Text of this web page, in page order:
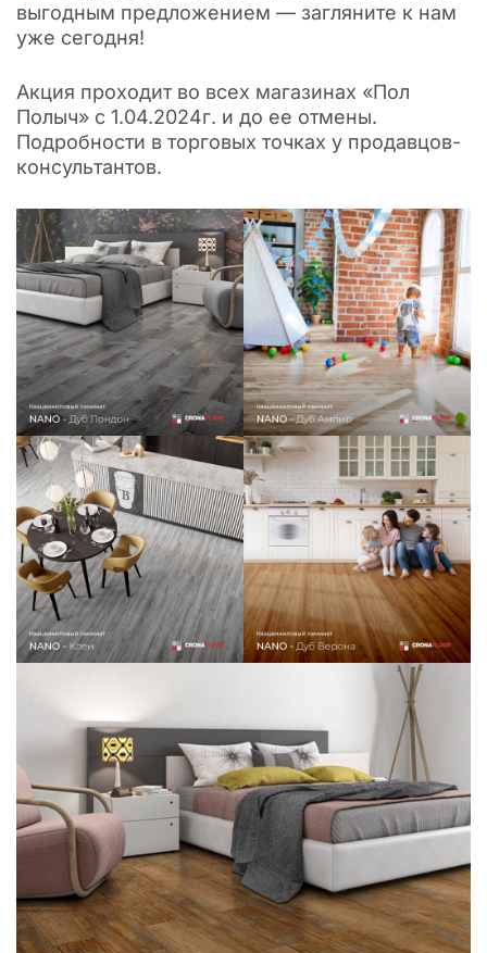
выгодным предложением — загляните к нам
уже сегодня!
Акция проходит во всех магазинах «Пол
Полыч» с 1.04.2024г. и до ее отмены.
Подробности в торговых точках у продавцов-
консультантов.